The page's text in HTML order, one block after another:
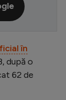
în
după o
62 de